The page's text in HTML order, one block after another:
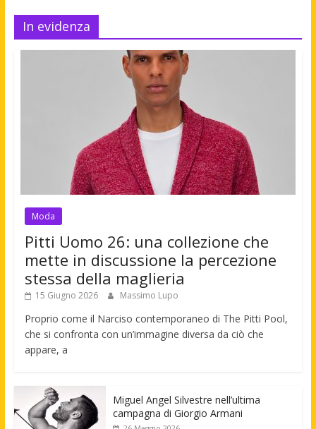
In evidenza
Moda
Pitti Uomo 26: una collezione che
mette in discussione la percezione
stessa della maglieria
15 Giugno 2026 Massimo Lupo
Proprio come il Narciso contemporaneo di The Pitti Pool,
che si confronta con un’immagine diversa da ciò che
appare, a
Miguel Angel Silvestre nell’ultima
campagna di Giorgio Armani